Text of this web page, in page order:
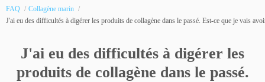
FAQ
Collagène marin
J'ai eu des difficultés à digérer les produits de collagène dans le passé. Est-ce que je vais
J'ai eu des difficultés à digérer les
produits de collagène dans le passé.